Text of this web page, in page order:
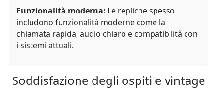
Funzionalità moderna: Le repliche spesso
includono funzionalità moderne come la
chiamata rapida, audio chiaro e compatibilità con
i sistemi attuali.
Soddisfazione degli ospiti e vintage